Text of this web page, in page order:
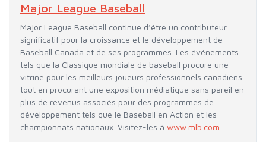
Major League Baseball
Major League Baseball continue d’être un contributeur
significatif pour la croissance et le développement de
Baseball Canada et de ses programmes. Les événements
tels que la Classique mondiale de baseball procure une
vitrine pour les meilleurs joueurs professionnels canadiens
tout en procurant une exposition médiatique sans pareil en
plus de revenus associés pour des programmes de
développement tels que le Baseball en Action et les
championnats nationaux. Visitez-les à www.mlb.com